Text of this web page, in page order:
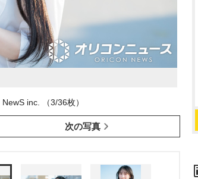
inc. （3/36枚）
次の写真